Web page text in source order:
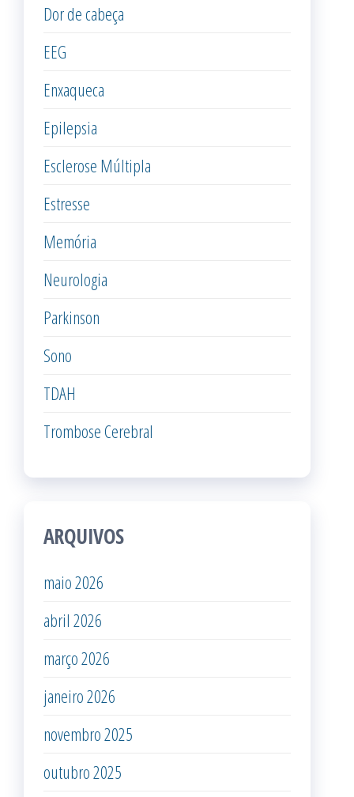
Dor de cabeça
EEG
Enxaqueca
Epilepsia
Esclerose Múltipla
Estresse
Memória
Neurologia
Parkinson
Sono
TDAH
Trombose Cerebral
ARQUIVOS
maio 2026
abril 2026
março 2026
janeiro 2026
novembro 2025
outubro 2025